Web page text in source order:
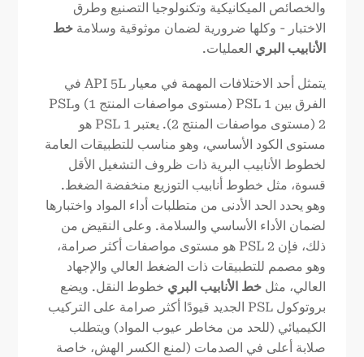
والخصائص الميكانيكية وتكنولوجيا التصنيع وطرق
الاختبار - وكلها ضرورية لضمان موثوقية وسلامةخط
الأنابيب البري العمليات.
يتمثل أحد الاختلافات المهمة في معيار API 5L في
الفرق بين PSL 1 (مستوى مواصفات المنتج 1) وPSL
2 (مستوى مواصفات المنتج 2). يعتبر PSL 1 هو
مستوى الكود الأساسي، وهو مناسب للتطبيقات العامة
لخطوط الأنابيب البرية ذات ظروف التشغيل الأقل
قسوة، مثل خطوط أنابيب التوزيع منخفضة الضغط.
وهو يحدد الحد الأدنى من متطلبات أداء المواد واختبارها
لضمان الأداء الأساسي والسلامة. وعلى النقيض من
ذلك، فإن PSL 2 هو مستوى مواصفات أكثر صرامة،
وهو مصمم للتطبيقات ذات الضغط العالي والإجهاد
العالي، مثلخط الأنابيب البري خطوط النقل. ويضع
بروتوكول PSL الجديد قيودًا أكثر صرامة على التركيب
الكيميائي (للحد من مخاطر عيوب المواد) ويتطلب
صلابة أعلى في الصدمات (لمنع الكسر الهش، خاصة